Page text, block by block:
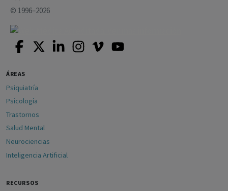
© 1996–2026
ÁREAS
Psiquiatría
Psicología
Trastornos
Salud Mental
Neurociencias
Inteligencia Artificial
RECURSOS